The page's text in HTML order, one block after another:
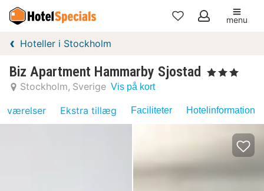
Mine
menu
Hoteller i Stockholm
Biz Apartment Hammarby Sjostad , 3 Stjerner
Stockholm Sverige Vis på kort
værelser Ekstra tillæg Faciliteter Hotelinformation